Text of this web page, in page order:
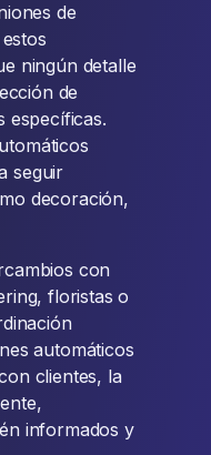
de
ningún detalle
de
específicas.
seguir
decoración,
con
floristas o
automáticos
clientes, la
informados y